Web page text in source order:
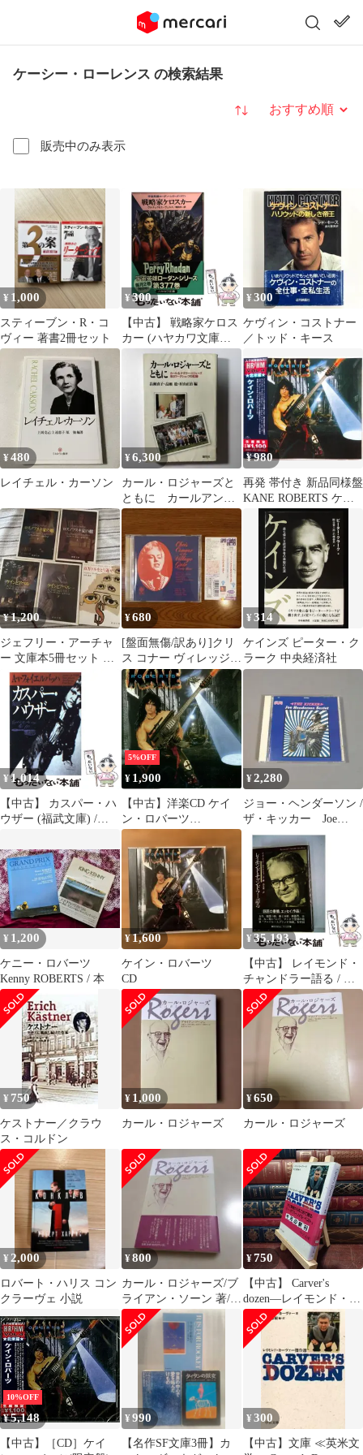
ケーシー・ローレンス の検索結果
販売中のみ表示
並び替え
¥ 1,000
スティーブン・R・コ
ヴィー 著書2冊セット
¥300
【中古】 戦略家ケロス
カー (ハヤカワ文庫
SF1757 宇宙英雄ローダ
ン・シリーズ 377) / エ
ルンスト・ヴルチェク
H.G.エーヴェルス、嶋
田洋一 / 早川書房
¥300
ケヴィン・コストナー
／トッド・キース
¥480
レイチェル・カーソン
¥6,300
カール・ロジャーズと
ともに カールアンド
ナタリー・ロジャーズ
来日ワークショップ
¥980
再発 帯付き 新品同様盤
KANE ROBERTS ケイ
ン・ロバーツ
¥1,200
ジェフリー・アーチャ
ー 文庫本5冊セット ケ
インとアベル他
¥680
[盤面無傷/訳あり]クリ
ス コナー ヴィレッジ・
ゲイトのクリス・コナ
ー
¥314
ケインズ ピーター・ク
ラーク 中央経済社
¥ 1,014
【中古】 カスパー・ハ
ウザー (福武文庫) /
Anselm Ritter、西村 克
彦 / 福武書店
5%OFF
¥ 1,900
【中古】洋楽CD ケイ
ン・ロバーツ
/KANEROBERTS
¥2,280
ジョー・ヘンダーソン /
ザ・キッカー Joe
Henderson Kicker
¥ 1,200
ケニー・ロバーツ
Kenny ROBERTS / 本
¥1,600
ケイン・ロバーツ
CD
¥ 35,193
【中古】 レイモンド・
チャンドラー語る / ド
ロシー・ガーディナ
ー、キャスリン・S.ウ
ォーカー、清水俊二 /
早川書房
¥ 750
ケストナー／クラウ
ス・コルドン
¥ 1,000
カール・ロジャーズ
¥650
カール・ロジャーズ
¥ 2,000
ロバート・ハリス コン
クラーヴェ 小説
¥800
カール・ロジャーズ/ブ
ライアン・ソーン 著/諸
富 祥彦 〔監訳〕
¥750
【中古】 Carver's
dozen―レイモンド・カ
ーヴァー傑作選 (中公
文庫) レイモンド カー
ヴァー 030025
10%OFF
¥5,148
【中古】［CD］ケイ
¥990
【名作SF文庫3冊】カ
¥300
【中古】文庫 ≪英米文